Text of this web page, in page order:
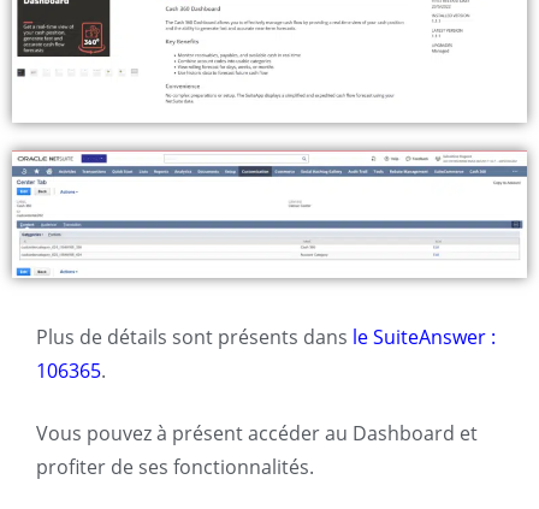
Plus de détails sont présents dans le SuiteAnswer :
106365.
Vous pouvez à présent accéder au Dashboard et
profiter de ses fonctionnalités.